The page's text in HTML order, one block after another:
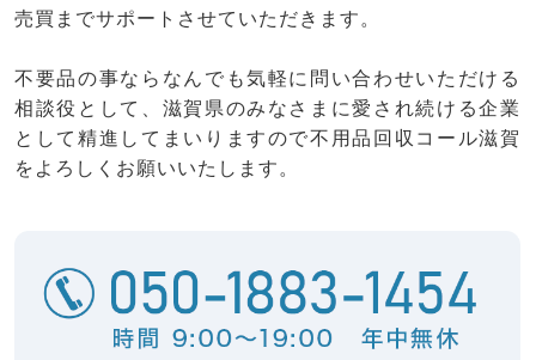
売買までサポートさせていただきます。
不要品の事ならなんでも気軽に問い合わせいただける
相談役として、滋賀県のみなさまに愛され続ける企業
として精進してまいりますので不用品回収コール滋賀
をよろしくお願いいたします。